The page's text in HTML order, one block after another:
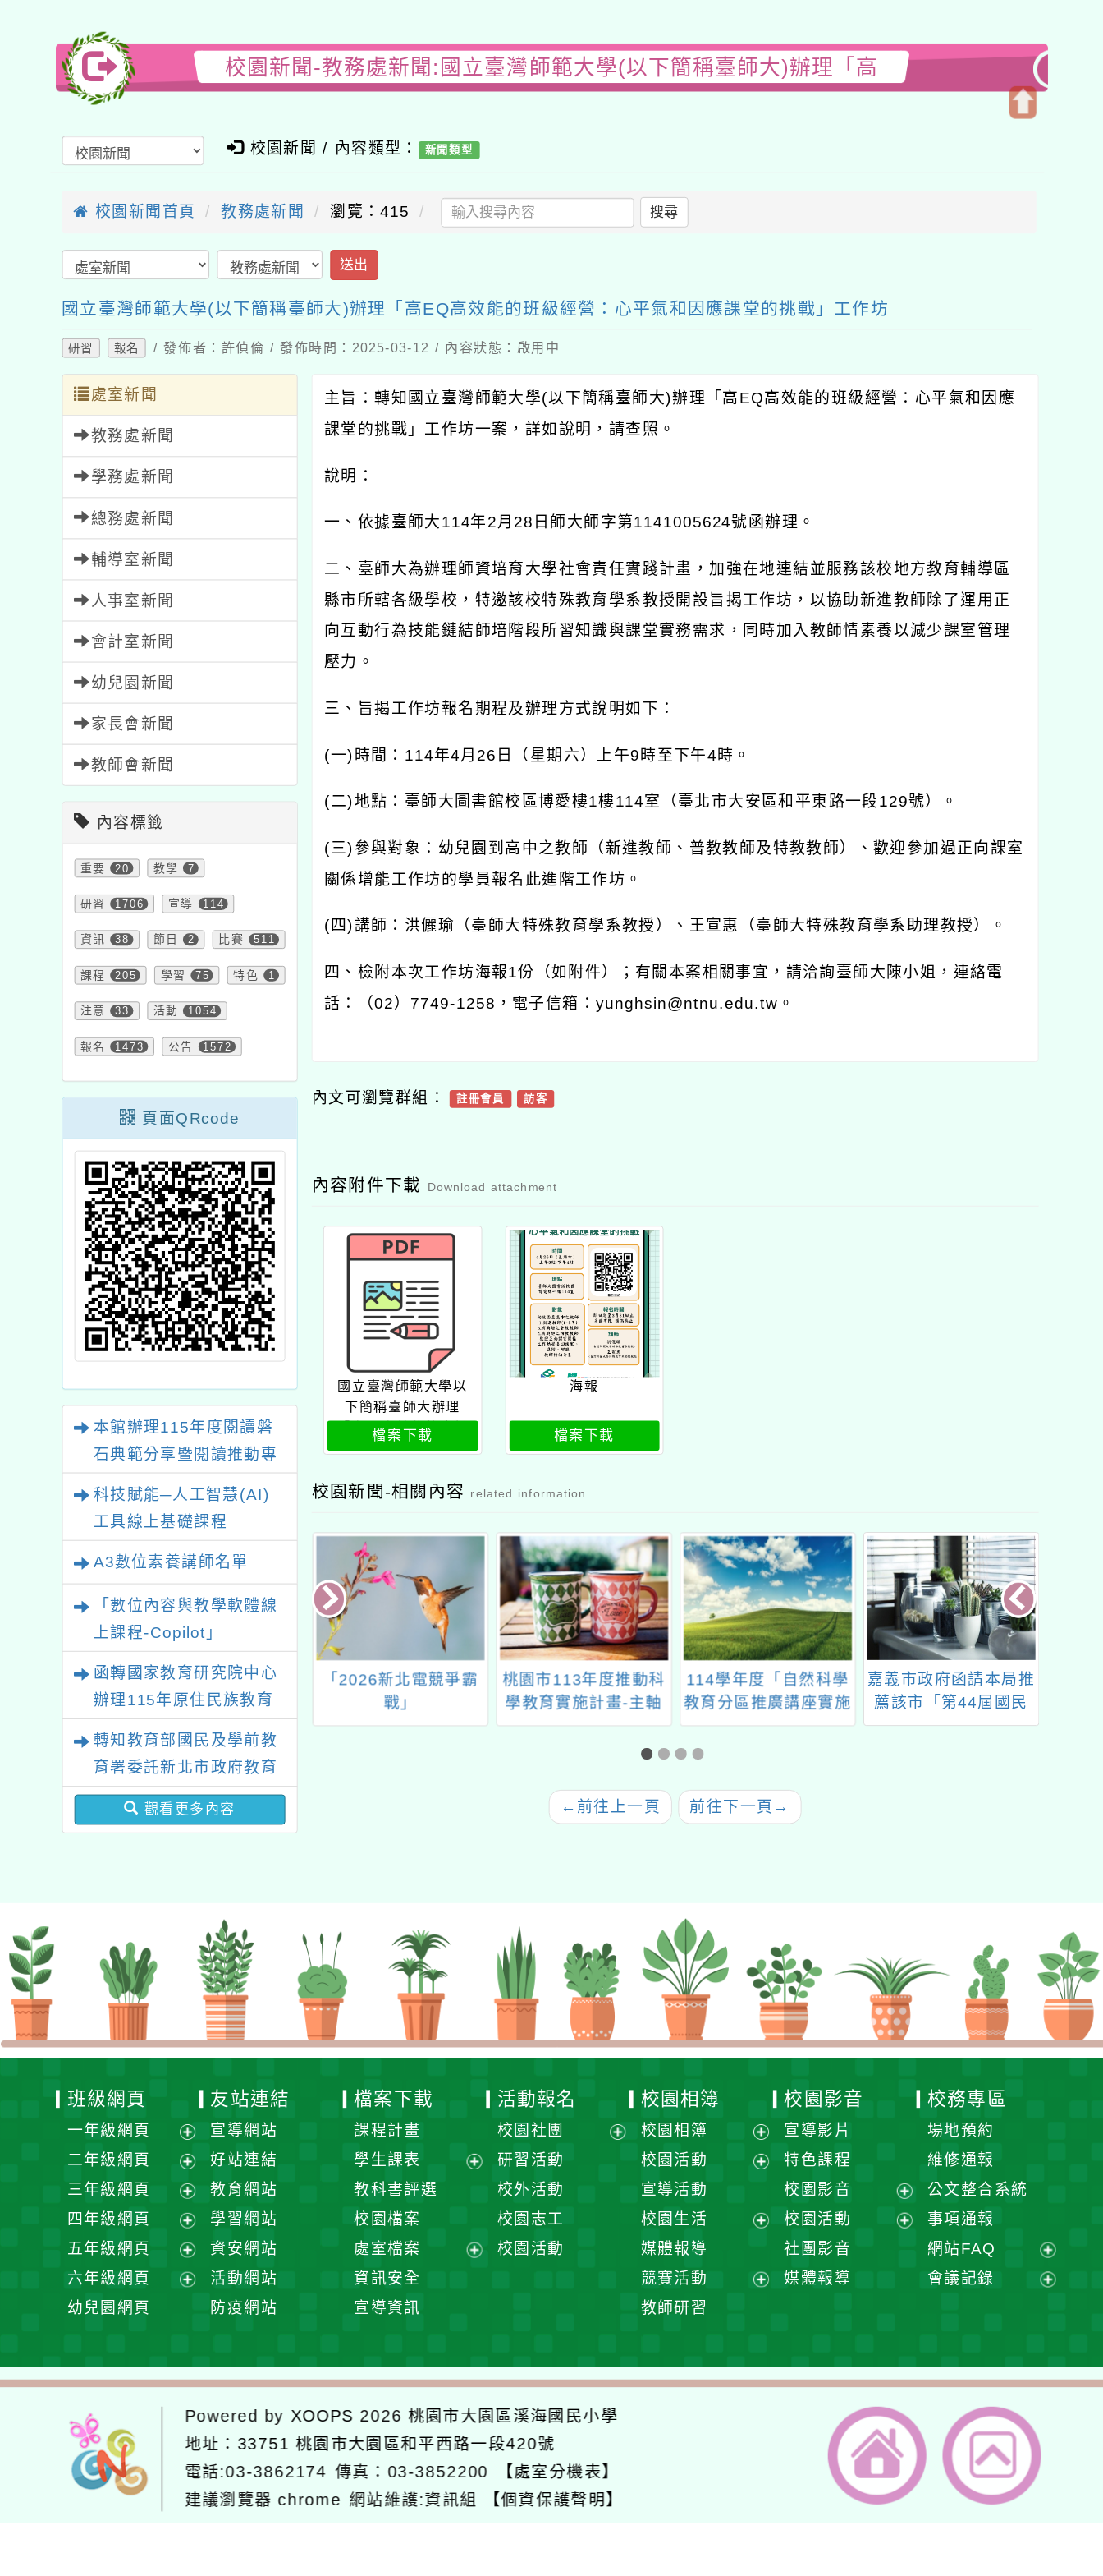
校園新聞-教務處新聞:國立臺灣師範大學(以下簡稱臺師大)辦理「高
校園新聞 / 內容類型： 新聞類型
校園新聞首頁 教務處新聞 瀏覽：415 搜尋
送出
國立臺灣師範大學(以下簡稱臺師大)辦理「高EQ高效能的班級經營：心平氣和因應課堂的挑戰」工作坊
研習 報名 / 發佈者：許偵倫 / 發佈時間：2025-03-12 / 內容狀態：啟用中
處室新聞
教務處新聞
學務處新聞
總務處新聞
輔導室新聞
人事室新聞
會計室新聞
幼兒園新聞
家長會新聞
教師會新聞
內容標籤
重要 20 教學 7
研習 1706 宣導 114
資訊 38 節日 2 比賽 511
課程 205 學習 75 特色 1
注意 33 活動 1054
報名 1473 公告 1572
頁面QRcode
本館辦理115年度閱讀磐
石典範分享暨閱讀推動專
科技賦能─人工智慧(AI)
工具線上基礎課程
A3數位素養講師名單
「數位內容與教學軟體線
上課程-Copilot」
函轉國家教育研究院中心
辦理115年原住民族教育
育國際趨勢與發展」
轉知教育部國民及學前教
育署委託新北市政府教育
局辦理「115年度教師專
業成長研習實施計畫－夢
觀看更多內容
主旨：轉知國立臺灣師範大學(以下簡稱臺師大)辦理「高EQ高效能的班級經營：心平氣和因應
課堂的挑戰」工作坊一案，詳如說明，請查照。
說明：
一、依據臺師大114年2月 28 日師大師字第1141005624號函辦理。
二、臺師大為辦理師資培育大學社會責任實踐計畫，加強在地連結並服務該校地方教育輔導區
縣市所轄各級學校，特邀該校特殊教育學系教授開設旨揭工作坊，以協助新進教師除了運用正
向互動行為技能鏈結師培階段所習知識與課堂實務需求，同時加入教師情素養以減少課室管理
壓力。
三、旨揭工作坊報名期程及辦理方式說明如下：
(一) 時間： 114年4月 26 日（星期六）上午9時至下午4時。
(二)地點：臺師大圖書館校區博愛樓1樓114室（臺北市大安區和平東路一段129號）。
(三)參與對象：幼兒園到高中之教師（新進教師、普教教師及特教教師）、歡迎參加過正向課室
關係增能工作坊的學員報名此進階工作坊。
( 四)講師：洪儷瑜（臺師大特殊教育學系教授）、王宣惠（臺師大特殊教育學系助理教授）。
四、檢附本次工作坊海報1份（如附件）；有關本案相關事宜，請洽詢臺師大陳小姐，連絡電
話：（02） 7749-1258 ，電子信箱：yunghsin@ntnu.edu.tw 。
內文可瀏覽群組： 註冊會員 訪客
內容附件下載 Download attachment
國立臺灣師範大學以
下簡稱臺師大辦理
「高eq高效能的班級
經營：心平氣和因應
公文
檔案下載
海報
檔案下載
校園新聞-相關內容 related information
電競賽事女神
桃園市大園國際高中舉
辦免費 Scratch 一日
「2026新北電競爭霸
戰」
桃園市113年度推動科
學教育實施計畫-主軸
三：科學專題探究「大
手牽小手，發展資源共
114學年度「自然科學
教育分區推廣講座實施
計畫」
嘉義市政府函請本局推
薦該市「第44屆國民
中小學科學展覽會」擔
← 前往上一頁 前往下一頁 →
班級網頁
一年級網頁
展
開
選
單
二年級網頁
展
開
選
單
三年級網頁
展
開
選
單
四年級網頁
展
開
選
五年級網頁
展
開
六年級網頁
單
幼兒園網頁
友站連結
宣導網站
好站連結
教育網站
學習網站
資安網站
活動網站
防疫網站
檔案下載
課程計畫
學生課表
單
教科書評選
校園檔案
處室檔案
資訊安全
宣導資訊
活動報名
校園社團
研習活動
校外活動
校園志工
校園活動
校園相簿
校園相簿
展
開
單
校園活動
選
宣導活動
校園生活
選
媒體報導
競賽活動
單
教師研習
校園影音
宣導影片
特色課程
校園影音
展
開
校園活動
社團影音
媒體報導
校務專區
場地預約
維修通報
公文整合系統
事項通報
網站FAQ
展
開
會議記錄
單
Powered by XOOPS 2026桃園市大園區溪海國民小學
地址： 33751 桃園市大園區和平西路一段420號
電話:03-3862174 傳真：03-3852200
【處室分機表】
建議瀏覽器 chrome 網站維護:資訊組 【個資保護聲明】